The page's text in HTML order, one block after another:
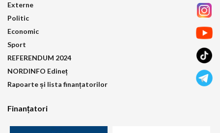
Externe
Politic
Economic
Sport
REFERENDUM 2024
NORDINFO Edineț
Rapoarte și lista finanțatorilor
Finanțatori